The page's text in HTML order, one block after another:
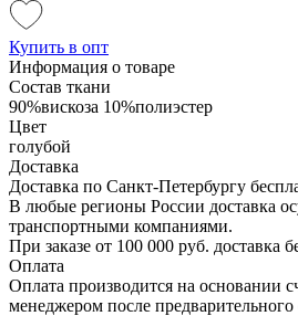
Купить в опт
Информация о товаре
Состав ткани
90%вискоза 10%полиэстер
Цвет
голубой
Доставка
Доставка по Санкт-Петербургу
В любые регионы России доставка
транспортными компаниями.
При заказе от 100 000 руб. доставка
Оплата
Оплата производится на основании
менеджером после предварительного